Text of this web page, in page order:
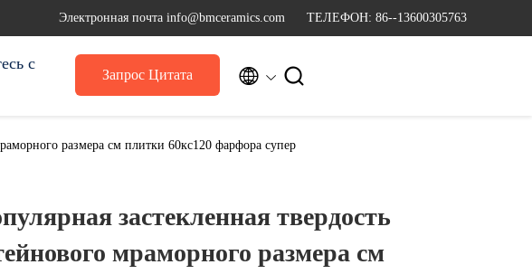
Электронная почта info@bmceramics.com ТЕЛЕФОН: 86--13600305763
с
Запрос Цитата  
размера см плитки 60кс120 фарфора супер
застекленная твердость
мраморного размера см